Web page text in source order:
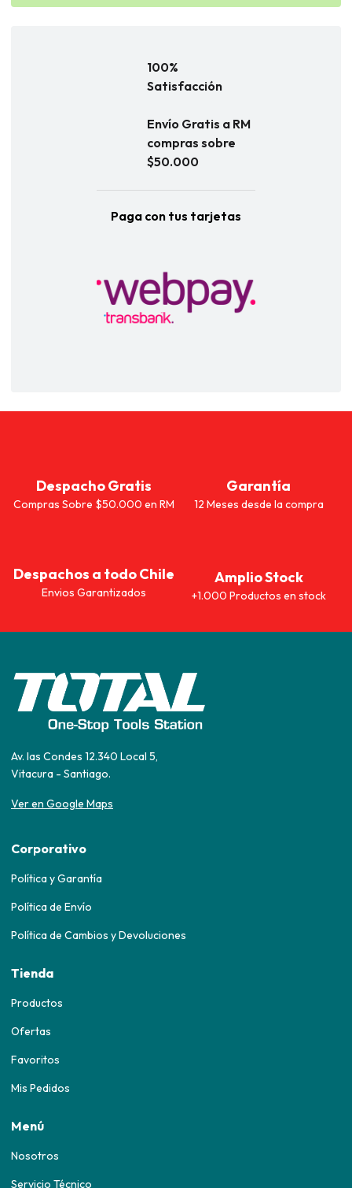
100%
Satisfacción
Envío Gratis a RM
compras sobre
$50.000
Paga con tus tarjetas
Despacho Gratis
Compras Sobre $50.000 en RM
Garantía
12 Meses desde la compra
Despachos a todo Chile
Envios Garantizados
Amplio Stock
+1.000 Productos en stock
Av. las Condes 12.340 Local 5,
Vitacura - Santiago.
Ver en Google Maps
Corporativo
Política y Garantía
Política de Envío
Política de Cambios y Devoluciones
Tienda
Productos
Ofertas
Favoritos
Mis Pedidos
Menú
Nosotros
Servicio Técnico